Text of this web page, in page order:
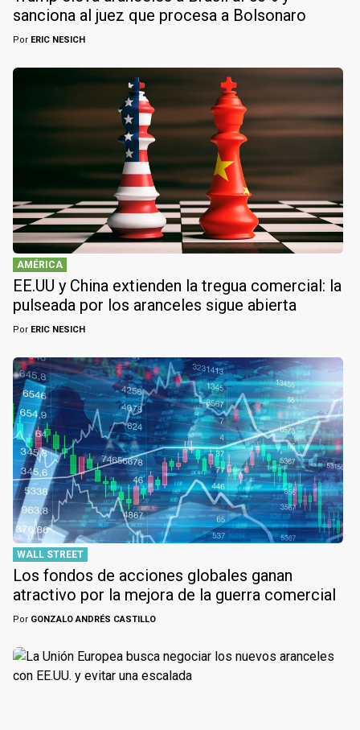
sanciona al juez que procesa a Bolsonaro
Por ERIC NESICH
AMÉRICA
EE.UU y China extienden la tregua comercial: la
pulseada por los aranceles sigue abierta
Por ERIC NESICH
WALL STREET
Los fondos de acciones globales ganan
atractivo por la mejora de la guerra comercial
Por GONZALO ANDRÉS CASTILLO